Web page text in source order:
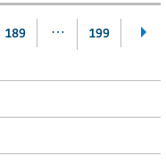
189 … 199